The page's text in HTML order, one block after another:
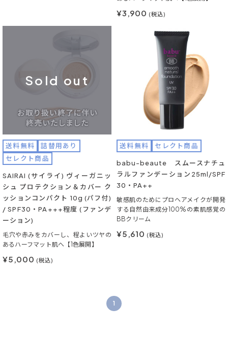
¥3,900 (税込)
Sold out
送料無料
詰替用あり
セレクト商品
SAIRAI (サイライ) ヴィーガニッ
シュ プロテクション＆カバー ク
ッションコンパクト 10g (パフ付)
/ SPF30・PA+++程度 (ファンデ
ーション)
毛穴や赤みをカバーし、程よいツヤの
あるハーフマット肌へ【1色展開】
¥5,000 (税込)
送料無料 セレクト商品
babu-beaute スムースナチュ
ラルファンデーション25ml/SPF
30・PA++
敏感肌のためにプロヘアメイクが開発
する自然由来成分100%の素肌感覚の
BBクリーム
¥5,610 (税込)
1